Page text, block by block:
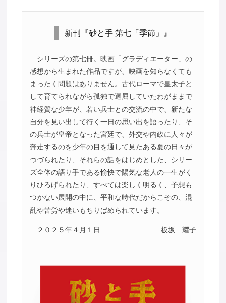
新刊『砂と手 第七「季節」』
シリーズの第七冊。映画「グラディエーター」の
感想から生まれた作品ですが、映画を知らなくても
まったく問題はありません。古代ローマで皇太子と
して育てられながら孤独で退屈していたわがままで
神経質な少年が、若い兵士との交流の中で、新たな
自分を見い出して行く一日の思い出を語ったり、そ
の兵士が皇帝となった宮廷で、外交や内政に人々が
奔走するのを少年の目を通して見たある夏の日々が
つづられたり、それらの話をはじめとした、シリー
ズ全体の語り手である愉快で陽気な老人の一生がく
りひろげられたり、すべては楽しく明るく、予想も
つかない展開の中に、平和な時代だからこその、混
乱や苦労や迷いもちりばめられています。
２０２５年４月１日 板坂 耀子